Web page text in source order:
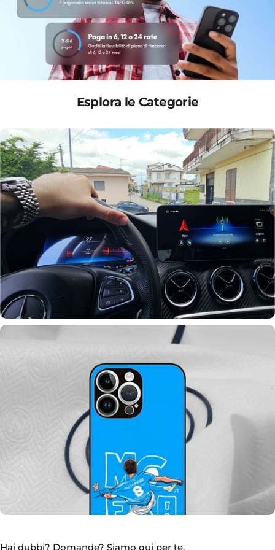
Esplora le Categorie
Sezione Auto
Hai dubbi? Domande? Siamo qui per te.